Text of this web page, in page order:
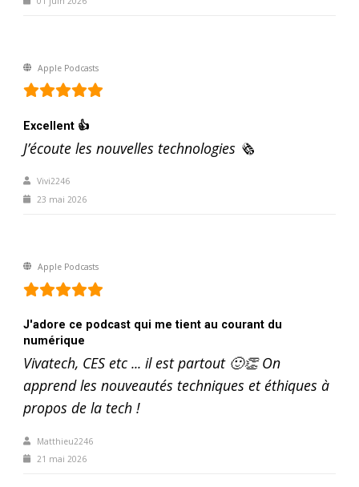
Apple Podcasts
Excellent 👍
J’écoute les nouvelles technologies 🗞️
Vivi2246
23 mai 2026
Apple Podcasts
J'adore ce podcast qui me tient au courant du
numérique
Vivatech, CES etc ... il est partout 🙂👏 On
apprend les nouveautés techniques et éthiques à
propos de la tech !
Matthieu2246
21 mai 2026